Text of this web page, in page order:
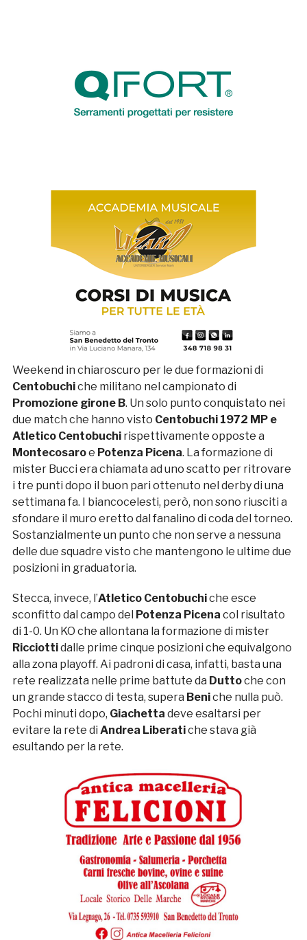
Weekend in chiaroscuro per le due formazioni di
Centobuchiche militano nel campionato di
Promozione girone B. Un solo punto conquistato nei
due match che hanno visto Centobuchi 1972 MP e
Atletico Centobuchirispettivamente opposte a
Montecosaroe Potenza Picena. La formazione di
mister Bucci era chiamata ad uno scatto per ritrovare
i tre punti dopo il buon pari ottenuto nel derby di una
settimana fa. I biancocelesti, però, non sono riusciti a
sfondare il muro eretto dal fanalino di coda del torneo.
Sostanzialmente un punto che non serve a nessuna
delle due squadre visto che mantengono le ultime due
posizioni in graduatoria.
Stecca, invece, l’Atletico Centobuchiche esce
sconfitto dal campo del Potenza Picena col risultato
di 1-0. Un KO che allontana la formazione di mister
Ricciottidalle prime cinque posizioni che equivalgono
alla zona playoff. Ai padroni di casa, infatti, basta una
rete realizzata nelle prime battute da Duttoche con
un grande stacco di testa, supera Beniche nulla può.
Pochi minuti dopo, Giachetta deve esaltarsi per
evitare la rete di Andrea Liberatiche stava già
esultando per la rete.